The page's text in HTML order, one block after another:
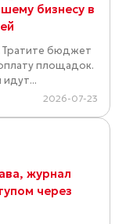
бизнесу в
Тратите бюджет
площадок.
2026-07-23
журнал
через